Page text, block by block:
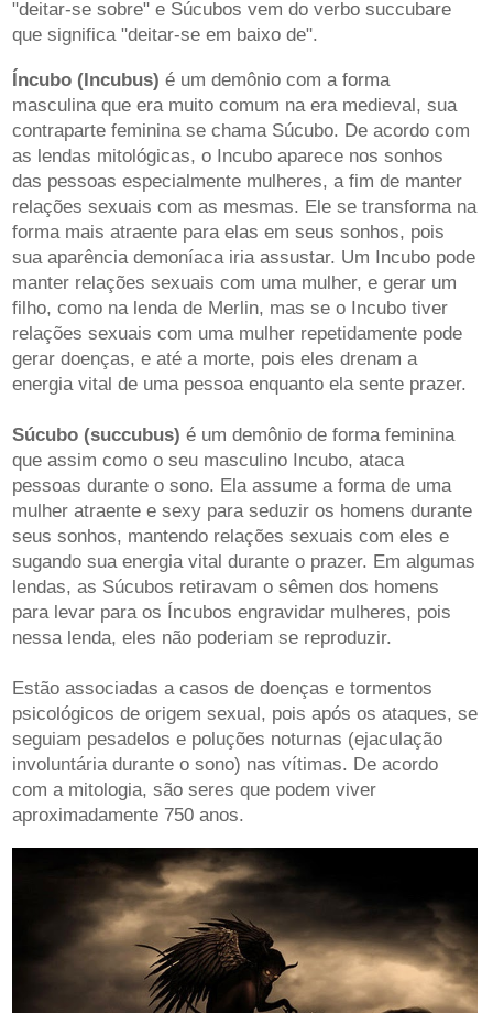
"deitar-se sobre" e Súcubos vem do verbo succubare
que significa "deitar-se em baixo de".
Íncubo (Incubus) é um demônio com a forma
masculina que era muito comum na era medieval, sua
contraparte feminina se chama Súcubo. De acordo com
as lendas mitológicas, o Incubo aparece nos sonhos
das pessoas especialmente mulheres, a fim de manter
relações sexuais com as mesmas. Ele se transforma na
forma mais atraente para elas em seus sonhos, pois
sua aparência demoníaca iria assustar. Um Incubo pode
manter relações sexuais com uma mulher, e gerar um
filho, como na lenda de Merlin, mas se o Incubo tiver
relações sexuais com uma mulher repetidamente pode
gerar doenças, e até a morte, pois eles drenam a
energia vital de uma pessoa enquanto ela sente prazer.
Súcubo (succubus) é um demônio de forma feminina
que assim como o seu masculino Incubo, ataca
pessoas durante o sono. Ela assume a forma de uma
mulher atraente e sexy para seduzir os homens durante
seus sonhos, mantendo relações sexuais com eles e
sugando sua energia vital durante o prazer. Em algumas
lendas, as Súcubos retiravam o sêmen dos homens
para levar para os Íncubos engravidar mulheres, pois
nessa lenda, eles não poderiam se reproduzir.
Estão associadas a casos de doenças e tormentos
psicológicos de origem sexual, pois após os ataques, se
seguiam pesadelos e poluções noturnas (ejaculação
involuntária durante o sono) nas vítimas. De acordo
com a mitologia, são seres que podem viver
aproximadamente 750 anos.